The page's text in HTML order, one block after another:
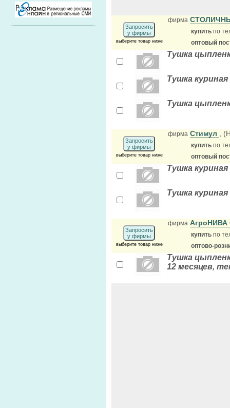
Запросить
у фирмы
выберите товар ниже
фирма
купить по
оптовый
Тушка
Тушка
Тушка
Запросить
у фирмы
выберите товар ниже
фирма Стимул ,
купить по
оптовый
Тушка
Тушка куриная
Запросить
у фирмы
выберите товар ниже
фирма
купить по
оптово-
Тушка
12 месяцев,